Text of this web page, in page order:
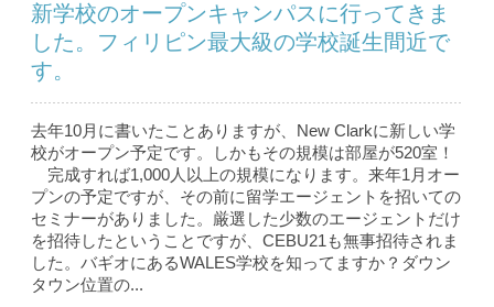
新学校のオープンキャンパスに行ってきま
した。フィリピン最大級の学校誕生間近で
す。
去年10月に書いたことありますが、New Clarkに新しい学
校がオープン予定です。しかもその規模は部屋が520室！
完成すれば1,000人以上の規模になります。来年1月オー
プンの予定ですが、その前に留学エージェントを招いての
セミナーがありました。厳選した少数のエージェントだけ
を招待したということですが、CEBU21も無事招待されま
した。バギオにあるWALES学校を知ってますか？ダウン
タウン位置の...